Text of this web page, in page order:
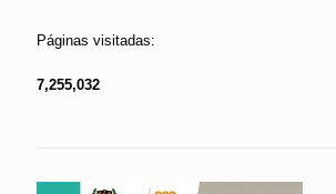
Páginas visitadas:
7,255,032